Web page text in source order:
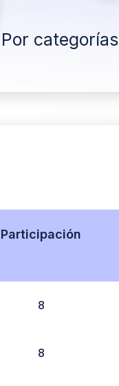
Por categorías
Participación
8
8